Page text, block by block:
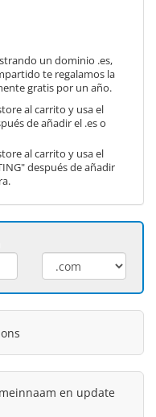
un dominio .es,
te regalamos la
gratis por un año.
al carrito y usa el
de añadir el .es o
al carrito y usa el
después de añadir
en update